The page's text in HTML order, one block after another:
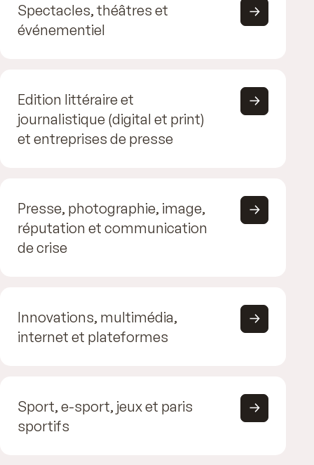
Spectacles, théâtres et
événementiel
Edition littéraire et
journalistique (digital et print)
et entreprises de presse
Presse, photographie, image,
réputation et communication
de crise
Innovations, multimédia,
internet et plateformes
Sport, e-sport, jeux et paris
sportifs